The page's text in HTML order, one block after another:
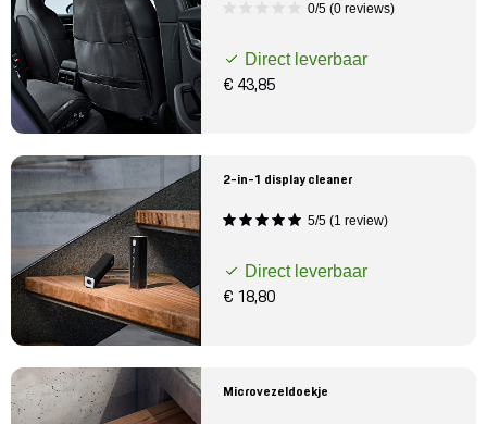
0/5 (0 reviews)
Direct leverbaar
€ 43,85
2-in-1 display cleaner
5/5 (1 review)
Direct leverbaar
€ 18,80
Microvezeldoekje